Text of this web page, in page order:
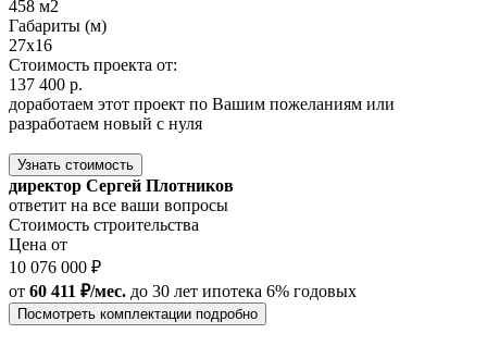
458 м2
Габариты (м)
27x16
Стоимость проекта от:
137 400 р.
доработаем этот проект по Вашим пожеланиям или
разработаем новый с нуля
Узнать стоимость
директор Сергей Плотников
ответит на все ваши вопросы
Стоимость строительства
Цена от
10 076 000 ₽
от 60 411 ₽/мес. до 30 лет ипотека 6% годовых
Посмотреть комплектации подробно